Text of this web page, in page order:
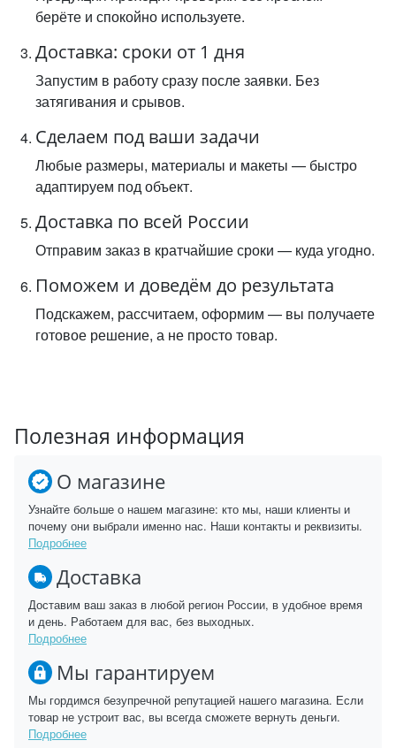
берёте и спокойно используете.
Доставка: сроки от 1 дня
Запустим в работу сразу после заявки. Без
затягивания и срывов.
Сделаем под ваши задачи
Любые размеры, материалы и макеты — быстро
адаптируем под объект.
Доставка по всей России
Отправим заказ в кратчайшие сроки — куда угодно.
Поможем и доведём до результата
Подскажем, рассчитаем, оформим — вы получаете
готовое решение, а не просто товар.
Полезная информация
О магазине
Узнайте больше о нашем магазине: кто мы, наши клиенты и
почему они выбрали именно нас. Наши контакты и реквизиты.
Подробнее
Доставка
Доставим ваш заказ в любой регион России, в удобное время
и день. Работаем для вас, без выходных.
Подробнее
Мы гарантируем
Мы гордимся безупречной репутацией нашего магазина. Если
товар не устроит вас, вы всегда сможете вернуть деньги.
Подробнее